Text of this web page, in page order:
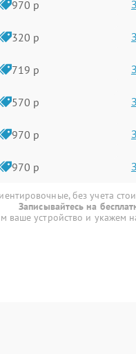
970 р
320 р
719 р
570 р
970 р
970 р
без учета
Записывайтесь на
ваше устройство и укажем